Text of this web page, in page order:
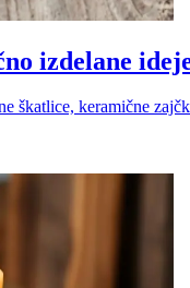
izdelane
škatlice, keramične